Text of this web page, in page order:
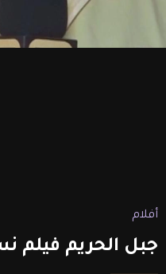
أفلام
جبل الحريم فيلم